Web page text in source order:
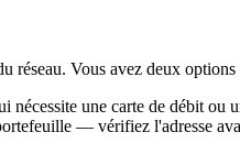
réseau. Vous avez deux options
une carte de débit ou
— vérifiez l'adresse